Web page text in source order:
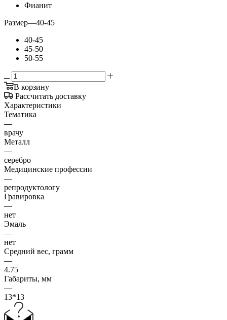
Фианит
Размер—40-45
40-45
45-50
50-55
В корзину
Рассчитать доставку
Характеристики
Тематика
—
врачу
Металл
—
серебро
Медицинские профессии
—
репродуктологу
Гравировка
—
нет
Эмаль
—
нет
Средний вес, грамм
—
4.75
Габариты, мм
—
13*13